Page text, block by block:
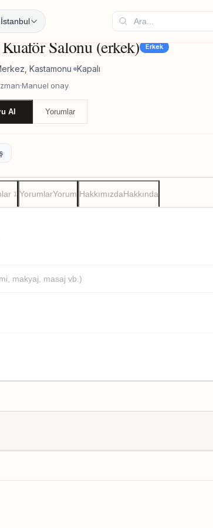
İstanbul
(erkek)
Salonu (erkek) Erkek
Kastamonu· Kapalı
·Manuel onay
Al Yorumlar
1 YorumlarYorum HakkımızdaHakkında